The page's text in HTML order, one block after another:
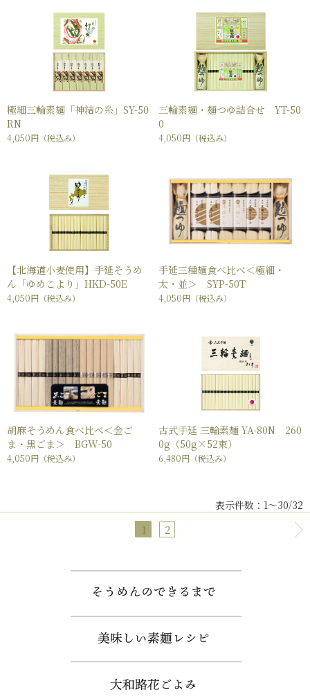
極細三輪素麺「神結の糸」SY-50
RN
4,050円 （税込み）
三輪素麺・麺つゆ詰合せ YT-50
0
4,050円 （税込み）
【北海道小麦使用】手延そうめ
ん「ゆめこより」HKD-50E
4,050円 （税込み）
手延三種麺食べ比べ＜極細・
太・並＞ SYP-50T
4,050円 （税込み）
胡麻そうめん食べ比べ＜金ご
ま・黒ごま＞ BGW-50
4,050円 （税込み）
古式手延 三輪素麺 YA-80N 260
0g（50g×52束）
6,480円 （税込み）
表示件数：1～30/32
1
2